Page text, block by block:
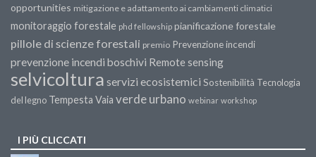
opportunities mitigazione e adattamento ai cambiamenti climatici
monitoraggio forestale phd fellowship pianificazione forestale
pillole di scienze forestali premio Prevenzione incendi
prevenzione incendi boschivi Remote sensing
selvicoltura servizi ecosistemici Sostenibilità Tecnologia
del legno Tempesta Vaia verde urbano webinar workshop
I PIÙ CLICCATI